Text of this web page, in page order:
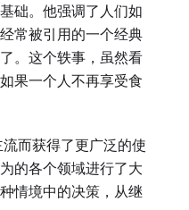
础。他强调了人们如
常被引用的一个经典
。这个轶事，虽然看
果一个人不再享受食
而获得了更广泛的使
的各个领域进行了大
情境中的决策，从继